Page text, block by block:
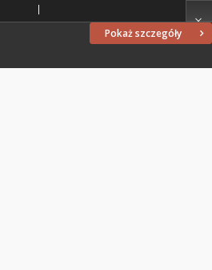
Pokaż szczegóły